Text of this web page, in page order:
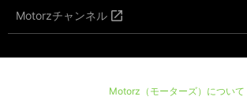
Motorzチャンネル
Motorz（モーターズ）について